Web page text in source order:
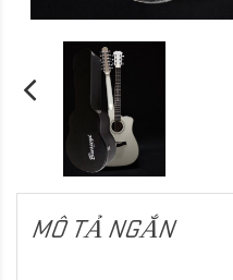
MÔ TẢ NGẮN